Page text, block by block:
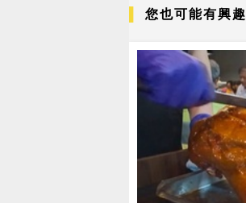
您也可能有興趣